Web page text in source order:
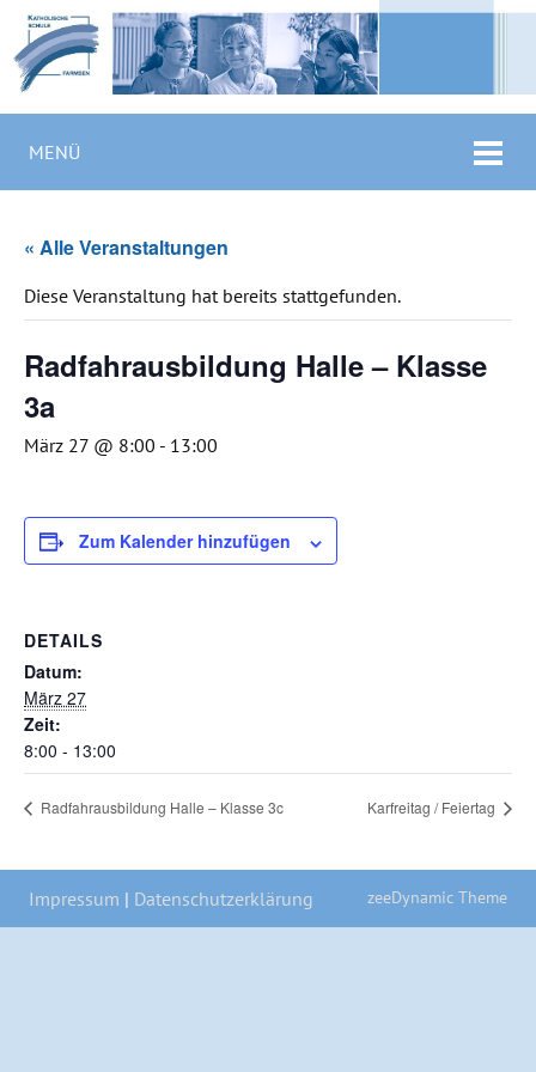
MENÜ
« Alle Veranstaltungen
Diese Veranstaltung hat bereits stattgefunden.
Radfahrausbildung Halle – Klasse
3a
März 27 @ 8:00 - 13:00
Zum Kalender hinzufügen
DETAILS
Datum:
März 27
Zeit:
8:00 - 13:00
Radfahrausbildung Halle – Klasse 3c Karfreitag / Feiertag
Impressum | Datenschutzerklärung zeeDynamic Theme